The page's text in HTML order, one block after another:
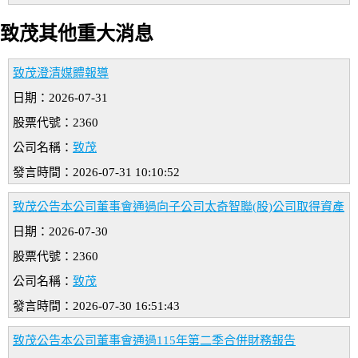
致茂其他重大消息
致茂澄清媒體報導
日期：2026-07-31
股票代號：2360
公司名稱： 致茂
發言時間：2026-07-31 10:10:52
致茂公告本公司董事會通過向子公司太奇智聯(股)公司取得資產
日期：2026-07-30
股票代號：2360
公司名稱： 致茂
發言時間：2026-07-30 16:51:43
致茂公告本公司董事會通過115年第二季合併財務報告